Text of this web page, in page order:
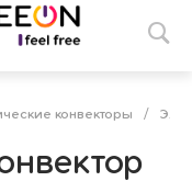
конвекторы /